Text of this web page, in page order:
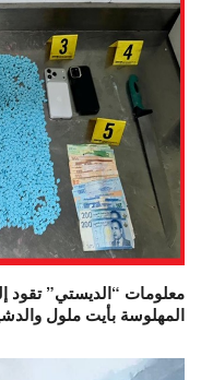
معلومات “الديستي” تقود
المهلوسة بأيت ملول